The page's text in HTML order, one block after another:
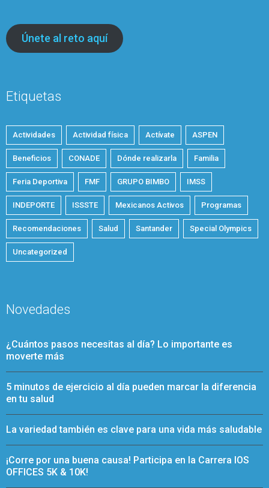
Únete al reto aquí
Etiquetas
Actividades Actividad física Actívate ASPEN
Beneficios CONADE Dónde realizarla Familia
Feria Deportiva FMF GRUPO BIMBO IMSS
INDEPORTE ISSSTE Mexicanos Activos Programas
Recomendaciones Salud Santander Special Olympics
Uncategorized
Novedades
¿Cuántos pasos necesitas al día? Lo importante es
moverte más
5 minutos de ejercicio al día pueden marcar la diferencia
en tu salud
La variedad también es clave para una vida más saludable
¡Corre por una buena causa! Participa en la Carrera IOS
OFFICES 5K & 10K!